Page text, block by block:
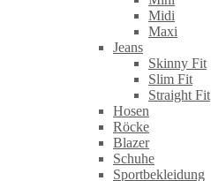
Midi
Maxi
Jeans
Skinny Fit
Slim Fit
Straight Fit
Hosen
Röcke
Blazer
Schuhe
Sportbekleidung